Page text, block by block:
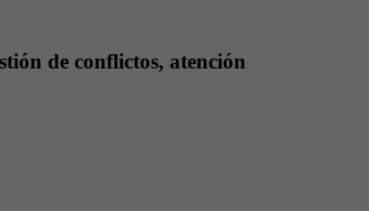
de conflictos, atención